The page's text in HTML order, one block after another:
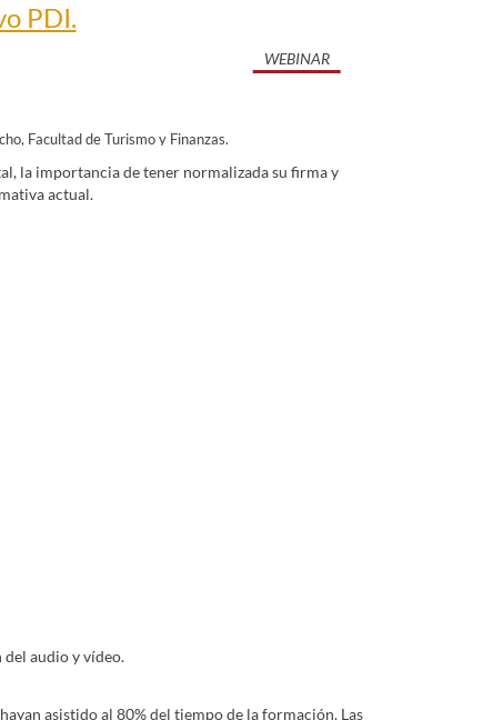
PDI.
WEBINAR
Facultad de Turismo y Finanzas
la importancia de tener normalizada su firma y
actual.
audio y vídeo.
asistido al 80% del tiempo de la formación. Las